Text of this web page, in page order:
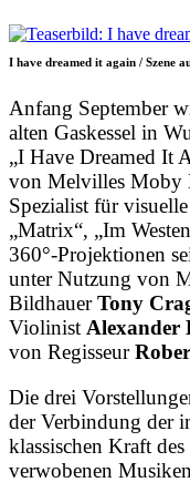
I have dreamed it again / Szene
Anfang September
alten Gaskessel in
„I Have Dreamed It
von Melvilles Moby
Spezialist für
„Matrix“, „Im
360°-Projektionen
unter Nutzung von
BildhauerTony
Violinist Alexander
von Regisseur
Die drei
der Verbindung der
klassischen Kraft
verwobenen